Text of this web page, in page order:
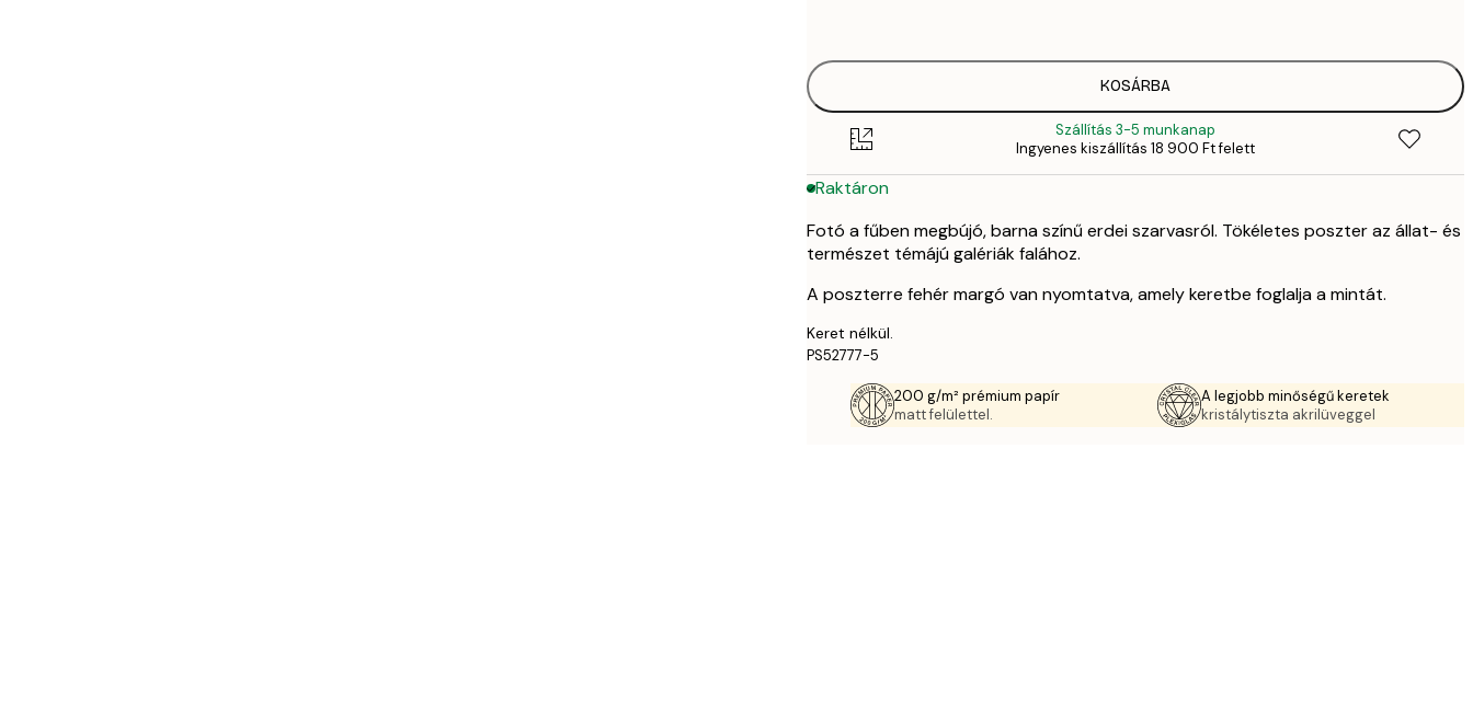
KOSÁRBA
Szállítás 3-5 munkanap
Ingyenes kiszállítás 18 900 Ft felett
Raktáron
Fotó a fűben megbújó, barna színű erdei szarvasról. Tökéletes poszter az állat- és
természet témájú galériák falához.
A poszterre fehér margó van nyomtatva, amely keretbe foglalja a mintát.
Keret nélkül.
PS52777-5
200 g/m² prémium papír
matt felülettel.
A legjobb minőségű keretek
kristálytiszta akrilüveggel